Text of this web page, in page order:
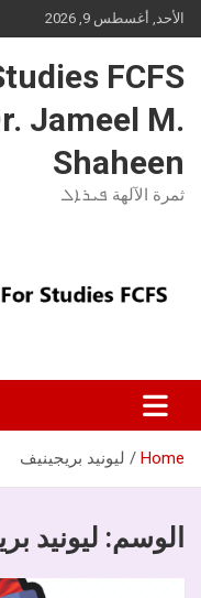
Skip
to
الأحد, أغسطس 9, 2026
FCFS
Jameel M.
Shaheen
ثمرة الآلهة ܦܝܪܐܠ
Home ليونيد بريجينيف
الوسم: ليونيد